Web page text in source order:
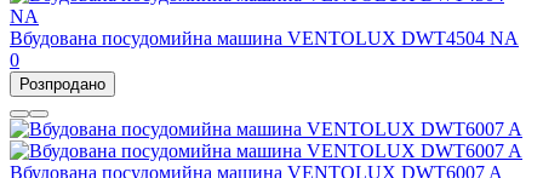
Вбудована посудомийна машина VENTOLUX DWT4504 NA
0
Розпродано
Вбудована посудомийна машина VENTOLUX DWT6007 A